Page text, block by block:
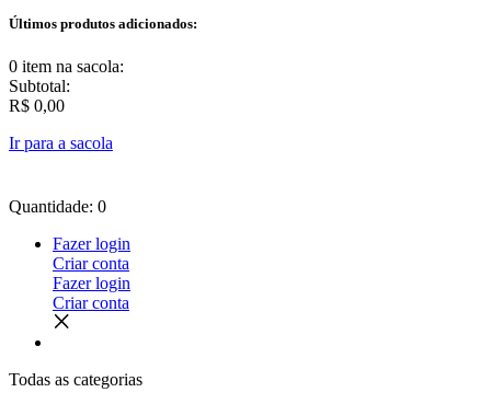
Últimos produtos adicionados:
0 item na sacola:
Subtotal:
R$ 0,00
Ir para a sacola
Quantidade: 0
Fazer login
Criar conta
Fazer login
Criar conta
Todas as categorias